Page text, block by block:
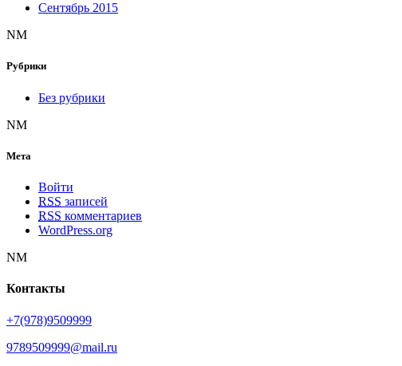
Сентябрь 2015
NM
Рубрики
Без рубрики
NM
Мета
Войти
RSS записей
RSS комментариев
WordPress.org
NM
Контакты
+7(978)9509999
9789509999@mail.ru